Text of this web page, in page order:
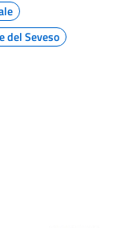
del Seveso